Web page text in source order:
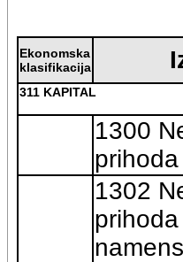
Ekonomska
klasifikacija
311 KAPITAL
1300
1302